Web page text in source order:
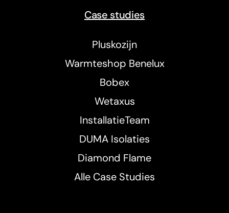
Case studies
Pluskozijn
Warmteshop Benelux
Bobex
Wetaxus
InstallatieTeam
DUMA Isolaties
Diamond Flame
Alle Case Studies